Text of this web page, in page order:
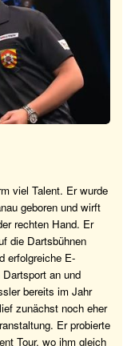
viel Talent. Er wurde
geboren und wirft
rechten Hand. Er
die Dartsbühnen
erfolgreiche E-
an und
bereits im Jahr
zunächst noch eher
Er probierte
Tour, wo ihm gleich